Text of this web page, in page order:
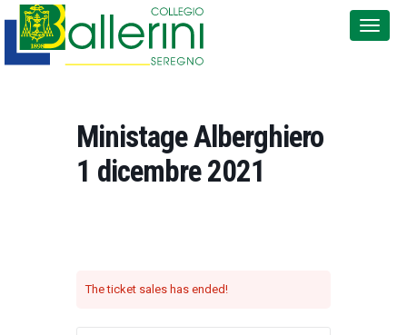
Ministage Alberghiero
1 dicembre 2021
Theticket sales has ended!